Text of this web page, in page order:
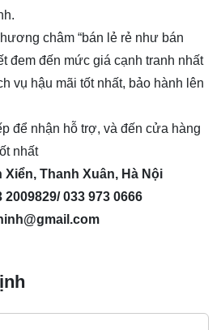
châm “bán lẻ rẻ như bán
đem đến mức giá cạnh tranh nhất
vụ hậu mãi tốt nhất, bảo hành lên
để nhận hỗ trợ, và đến cửa hàng
nhất
Thanh Xuân, Hà Nội
033 973 0666